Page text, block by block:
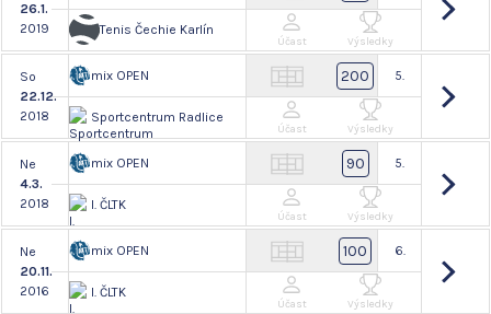
26.1.
2019
Tenis Čechie Karlín
Účast Výsledky
So
22.12.
2018
mix OPEN
Sportcentrum Radlice
200 5.
Účast Výsledky
Ne
4.3.
2018
mix OPEN
I. ČLTK
90 5.
Účast Výsledky
Ne
20.11.
2016
mix OPEN
I. ČLTK
100 6.
Účast Výsledky